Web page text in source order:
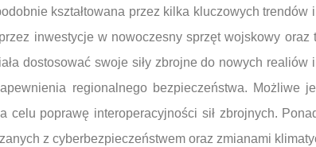
kształtowana przez kilka kluczowych
inwestycje w nowoczesny sprzęt wojskowy
dostosować swoje siły zbrojne do nowych realiów
regionalnego bezpieczeństwa. Możliwe
poprawę interoperacyjności sił zbrojnych.
z cyberbezpieczeństwem oraz zmianami